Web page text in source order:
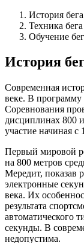
История
Техника
Обучение
История
Современная
веке. В
Соревнования
дисциплинах 800
участие начиная
Первый мировой
на 800 метров
Мередит, показав
электронные
века. Их
результата
автоматического
секунды. В
недопустима.